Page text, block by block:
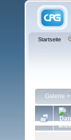
Startseite
Galerie >